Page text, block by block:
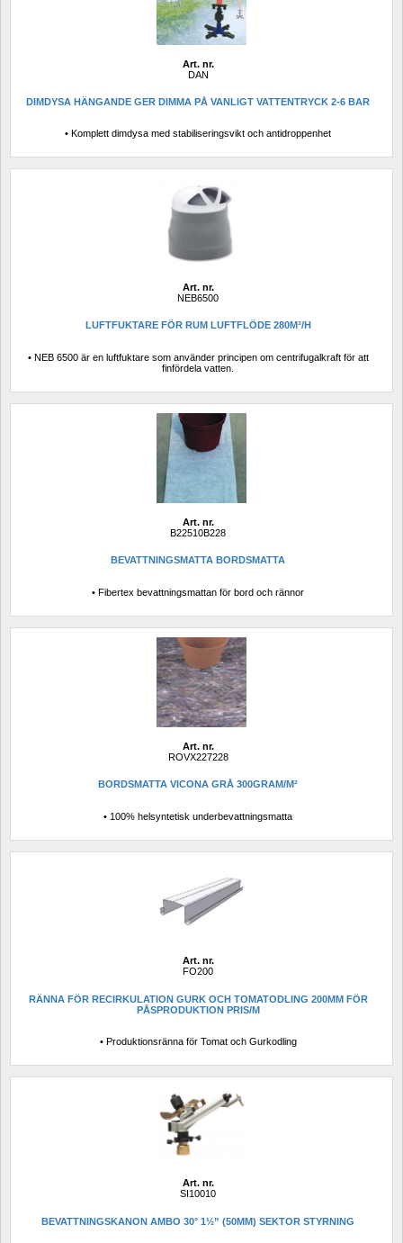
Art. nr.
DAN
DIMDYSA HÄNGANDE GER DIMMA PÅ VANLIGT VATTENTRYCK 2-6 BAR
• Komplett dimdysa med stabiliseringsvikt och antidroppenhet
Art. nr.
NEB6500
LUFTFUKTARE FÖR RUM LUFTFLÖDE 280M³/H
• NEB 6500 är en luftfuktare som använder principen om centrifugalkraft för att
finfördela vatten.
Art. nr.
B22510B228
BEVATTNINGSMATTA BORDSMATTA
• Fibertex bevattningsmattan för bord och rännor
Art. nr.
ROVX227228
BORDSMATTA VICONA GRÅ 300GRAM/M²
• 100% helsyntetisk underbevattningsmatta
Art. nr.
FO200
RÄNNA FÖR RECIRKULATION GURK OCH TOMATODLING 200MM FÖR
PÅSPRODUKTION PRIS/M
• Produktionsränna för Tomat och Gurkodling
Art. nr.
SI10010
BEVATTNINGSKANON AMBO 30° 1½” (50MM) SEKTOR STYRNING